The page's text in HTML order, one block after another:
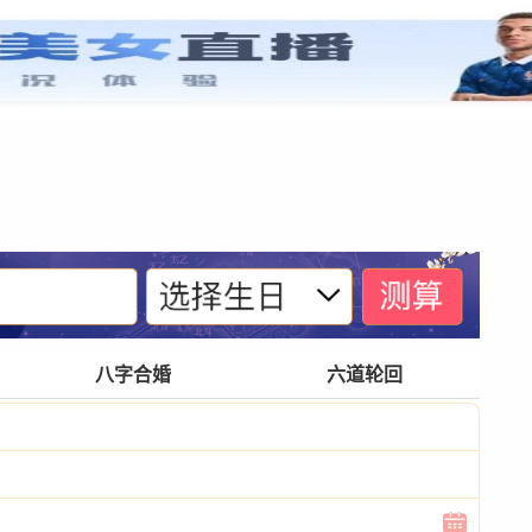
紫微基础 宫位体系 四化诀窍 格局玄奥
八字合婚 六道轮回